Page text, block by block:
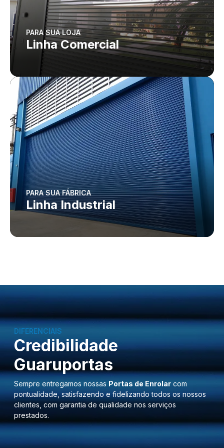
PARA SUA LOJA
Linha Comercial
PARA SUA FÁBRICA
Linha Industrial
DIFERENCIAIS
Credibilidade
Guaruportas
Sempre entregamos nossas Portas de Enrolar com
pontualidade, satisfazendo e fidelizando todos os nossos
clientes, com garantia de qualidade nos serviços
prestados.